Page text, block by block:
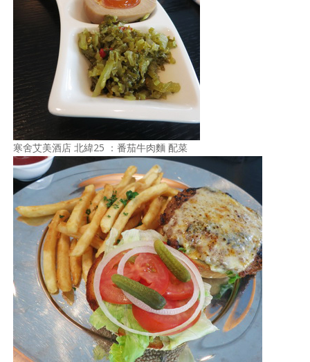
寒舍艾美酒店 北緯25 ：番茄牛肉麵 配菜